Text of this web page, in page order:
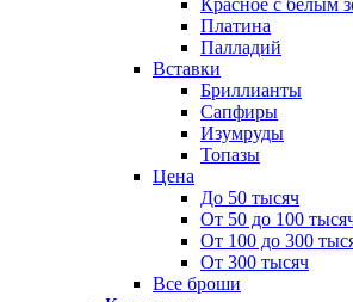
Красное с белым
Платина
Палладий
Вставки
Бриллианты
Сапфиры
Изумруды
Топазы
Цена
До 50 тысяч
От 50 до 100
От 100 до 300
От 300 тысяч
Все броши